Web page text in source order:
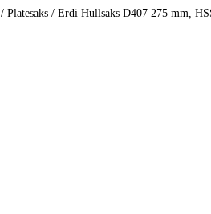
/ Platesaks / Erdi Hullsaks D407 275 mm,